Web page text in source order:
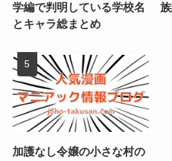
学編で判明している学校名
とキャラ総まとめ
加護なし令嬢の小さな村の